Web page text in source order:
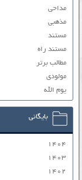
مداحی
مذهبی
مستند
مستند راه
مطالب برتر
مولودی
یوم الله
بایگانی
۱۴۰۴
۱۴۰۳
۱۴۰۲